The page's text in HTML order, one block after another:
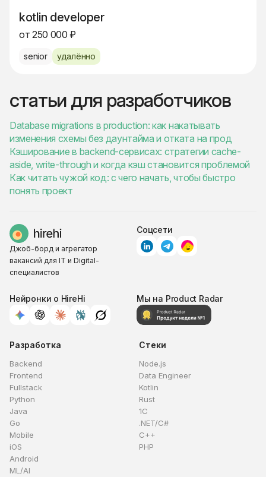
kotlin developer
от 250 000 ₽
senior удалённо
статьи для разработчиков
Database migrations в production: как накатывать
изменения схемы без даунтайма и отката на прод
Кэширование в backend-сервисах: стратегии cache-
aside, write-through и когда кэш становится проблемой
Как читать чужой код: с чего начать, чтобы быстро
понять проект
Джоб-борд и агрегатор
вакансий для IT и Digital-
специалистов
Соцсети
Нейронки о HireHi Мы на Product Radar
Разработка
Backend
Frontend
Fullstack
Python
Java
Go
Mobile
iOS
Android
ML/AI
Стеки
Node.js
Data Engineer
Kotlin
Rust
1C
.NET/C#
C++
PHP